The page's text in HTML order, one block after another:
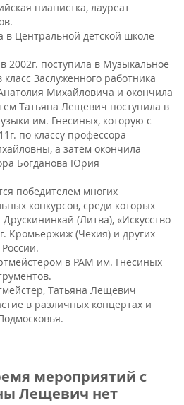
пианистка, лауреат
Центральной детской школе
2002г. поступила в Музыкальное
Заслуженного работника
Михайловича и окончила
Татьяна Лещевич поступила в
им. Гнесиных, которую с
по классу профессора
а затем окончила
Богданова Юрия
победителем многих
конкурсов, среди которых
(Литва), «Искусство
г. Кромьержиж (Чехия) и других
в РАМ им. Гнесиных
Татьяна Лещевич
в различных концертах и
мероприятий с
Лещевич нет